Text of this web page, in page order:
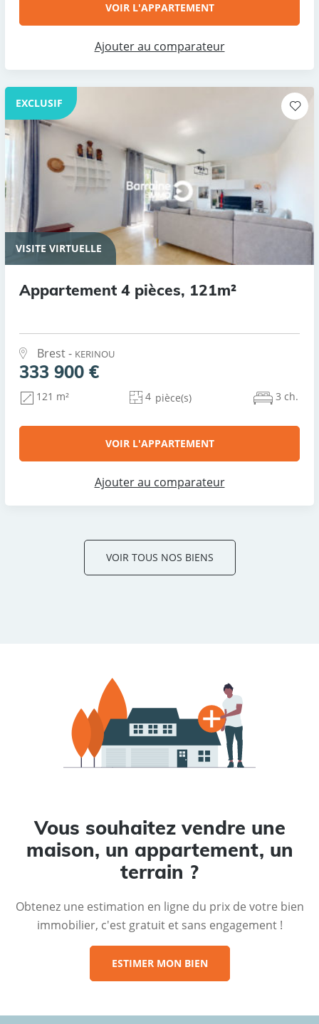
VOIR L'APPARTEMENT
Ajouter au comparateur
EXCLUSIF
VISITE VIRTUELLE
Appartement 4 pièces, 121m²
Brest - KERINOU
333 900 €
121 m² 4 pièce(s) 3 ch.
VOIR L'APPARTEMENT
Ajouter au comparateur
VOIR TOUS NOS BIENS
Vous souhaitez vendre une
maison, un appartement, un
terrain ?
Obtenez une estimation en ligne du prix de votre bien
immobilier, c'est gratuit et sans engagement !
ESTIMER MON BIEN